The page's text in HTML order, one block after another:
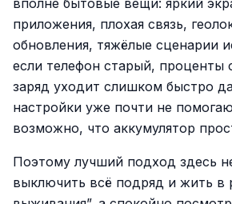
вполне бытовые вещи: яркий
приложения, плохая связь,
обновления, тяжёлые сценарии
если телефон старый, проценты
заряд уходит слишком быстро
настройки уже почти не
возможно, что аккумулятор
Поэтому лучший подход здесь
выключить всё подряд и жить в